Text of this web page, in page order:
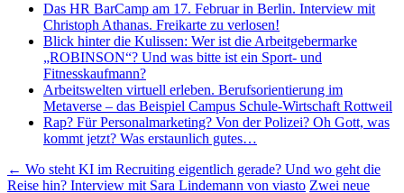
Das HR BarCamp am 17. Februar in Berlin. Interview mit
Christoph Athanas. Freikarte zu verlosen!
Blick hinter die Kulissen: Wer ist die Arbeitgebermarke
„ROBINSON“? Und was bitte ist ein Sport- und
Fitnesskaufmann?
Arbeitswelten virtuell erleben. Berufsorientierung im
Metaverse – das Beispiel Campus Schule-Wirtschaft Rottweil
Rap? Für Personalmarketing? Von der Polizei? Oh Gott, was
kommt jetzt? Was erstaunlich gutes…
Beitragsnavigation
← Wo steht KI im Recruiting eigentlich gerade? Und wo geht die
Reise hin? Interview mit Sara Lindemann von viasto Zwei neue